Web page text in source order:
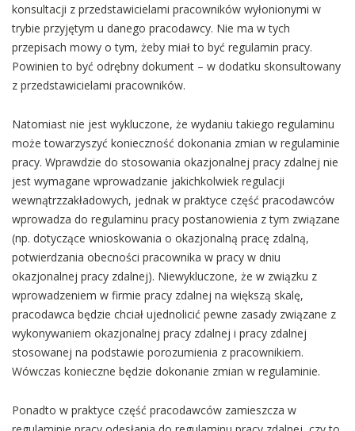
konsultacji z przedstawicielami pracowników wyłonionymi w
trybie przyjętym u danego pracodawcy. Nie ma w tych
przepisach mowy o tym, żeby miał to być regulamin pracy.
Powinien to być odrębny dokument – w dodatku skonsultowany
z przedstawicielami pracowników.
Natomiast nie jest wykluczone, że wydaniu takiego regulaminu
może towarzyszyć konieczność dokonania zmian w regulaminie
pracy. Wprawdzie do stosowania okazjonalnej pracy zdalnej nie
jest wymagane wprowadzanie jakichkolwiek regulacji
wewnątrzzakładowych, jednak w praktyce część pracodawców
wprowadza do regulaminu pracy postanowienia z tym związane
(np. dotyczące wnioskowania o okazjonalną pracę zdalną,
potwierdzania obecności pracownika w pracy w dniu
okazjonalnej pracy zdalnej). Niewykluczone, że w związku z
wprowadzeniem w firmie pracy zdalnej na większą skalę,
pracodawca będzie chciał ujednolicić pewne zasady związane z
wykonywaniem okazjonalnej pracy zdalnej i pracy zdalnej
stosowanej na podstawie porozumienia z pracownikiem.
Wówczas konieczne będzie dokonanie zmian w regulaminie.
Ponadto w praktyce część pracodawców zamieszcza w